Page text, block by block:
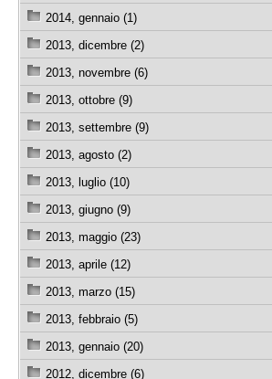
2014, gennaio (1)
2013, dicembre (2)
2013, novembre (6)
2013, ottobre (9)
2013, settembre (9)
2013, agosto (2)
2013, luglio (10)
2013, giugno (9)
2013, maggio (23)
2013, aprile (12)
2013, marzo (15)
2013, febbraio (5)
2013, gennaio (20)
2012, dicembre (6)